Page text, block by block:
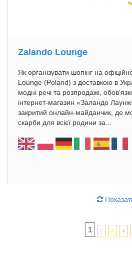
Zalando Lounge
Як організувати шопінг на
Lounge (Poland) з доставкою в
модні речі та розпродажі,
інтернет-магазин «Заландо
закритий онлайн-майданчик, де
скарби для всієї родини за...
1 2 3 4